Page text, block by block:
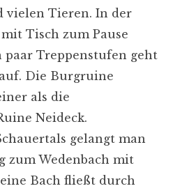
vielen Tieren. In der
Tisch zum Pause
paar Treppenstufen geht
Die Burgruine
als die
Neideck.
gelangt man
zum Wedenbach mit
Bach fließt durch